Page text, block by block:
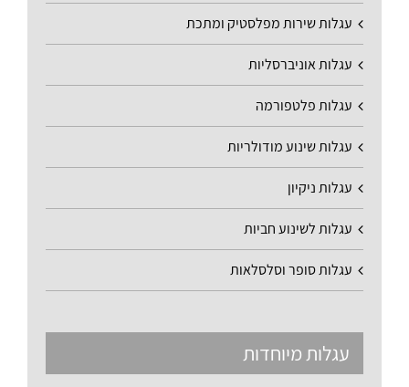
עגלות שירות מפלסטיק ומתכת
עגלות אוניברסליות
עגלות פלטפורמה
עגלות שינוע מודולריות
עגלות ניקיון
עגלות לשינוע חביות
עגלות סופר וסלסלאות
עגלות מיוחדות